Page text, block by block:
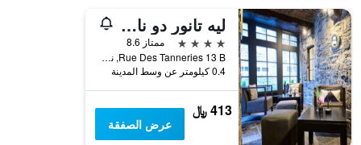
ليه تانور دو نامور
4 نجوم
ممتاز 8.6
Rue Des Tanneries 13 B, نامور, بلجيكا
0.4 كيلومتر عن وسط المدينة
413 ﷼
عرض الصفقة